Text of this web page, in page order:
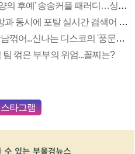
'마녀의 성' 한은선-최원명, '태양의 후예' 송송커플 패러디…싱크로율 100%
몬스타엑스 '걸어', 공중파 첫 방과 동시에 포탈 실시간 검색어 올킬
'불후의 명곡' 박기영, 2연승 강남꺾어...신나는 디스코의 '풍문으로 들었소'
꺾은 부부의 위엄...꼴찌는?
타그램